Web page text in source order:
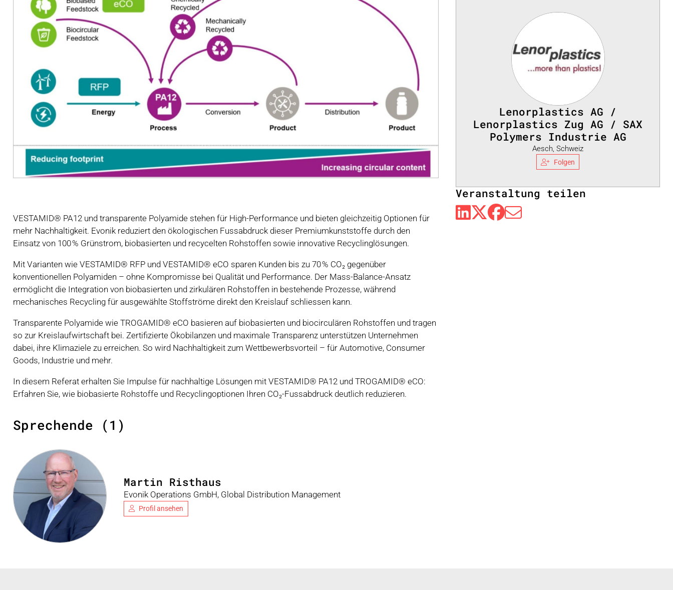
VESTAMID® PA12 und transparente Polyamide stehen für High-Performance und bieten gleichzeitig Optionen für
mehr Nachhaltigkeit. Evonik reduziert den ökologischen Fussabdruck dieser Premiumkunststoffe durch den
Einsatz von 100 % Grünstrom, biobasierten und recycelten Rohstoffen sowie innovative Recyclinglösungen.
Mit Varianten wie VESTAMID® RFP und VESTAMID® eCO sparen Kunden bis zu 70 % CO₂ gegenüber
konventionellen Polyamiden – ohne Kompromisse bei Qualität und Performance. Der Mass-Balance-Ansatz
ermöglicht die Integration von biobasierten und zirkulären Rohstoffen in bestehende Prozesse, während
mechanisches Recycling für ausgewählte Stoffströme direkt den Kreislauf schliessen kann.
Transparente Polyamide wie TROGAMID® eCO basieren auf biobasierten und biocirculären Rohstoffen und tragen
so zur Kreislaufwirtschaft bei. Zertifizierte Ökobilanzen und maximale Transparenz unterstützen Unternehmen
dabei, ihre Klimaziele zu erreichen. So wird Nachhaltigkeit zum Wettbewerbsvorteil – für Automotive, Consumer
Goods, Industrie und mehr.
In diesem Referat erhalten Sie Impulse für nachhaltige Lösungen mit VESTAMID® PA12 und TROGAMID® eCO:
Erfahren Sie, wie biobasierte Rohstoffe und Recyclingoptionen Ihren CO₂-Fussabdruck deutlich reduzieren.
Sprechende (1)
Martin Risthaus
Evonik Operations GmbH, Global Distribution Management
Profil ansehen
Lenorplastics AG /
Lenorplastics Zug AG / SAX
Polymers Industrie AG
Aesch, Schweiz
Folgen
Veranstaltung teilen